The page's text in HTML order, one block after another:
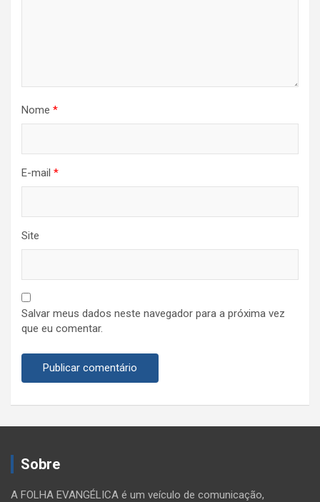
Nome *
E-mail *
Site
Salvar meus dados neste navegador para a próxima vez
que eu comentar.
Sobre
A FOLHA EVANGÉLICA é um veículo de comunicação,